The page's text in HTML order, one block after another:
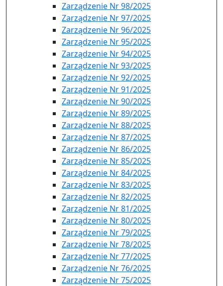
Zarządzenie Nr 98/2025
Zarządzenie Nr 97/2025
Zarządzenie Nr 96/2025
Zarządzenie Nr 95/2025
Zarządzenie Nr 94/2025
Zarządzenie Nr 93/2025
Zarządzenie Nr 92/2025
Zarządzenie Nr 91/2025
Zarządzenie Nr 90/2025
Zarządzenie Nr 89/2025
Zarządzenie Nr 88/2025
Zarządzenie Nr 87/2025
Zarządzenie Nr 86/2025
Zarządzenie Nr 85/2025
Zarządzenie Nr 84/2025
Zarządzenie Nr 83/2025
Zarządzenie Nr 82/2025
Zarządzenie Nr 81/2025
Zarządzenie Nr 80/2025
Zarządzenie Nr 79/2025
Zarządzenie Nr 78/2025
Zarządzenie Nr 77/2025
Zarządzenie Nr 76/2025
Zarządzenie Nr 75/2025